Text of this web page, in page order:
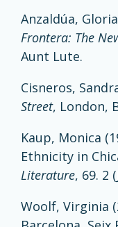
Anzaldúa,
Frontera: The
Aunt Lute.
Cisneros,
Street, London,
Kaup, Monica
Ethnicity in
Literature, 69. 2
Woolf, Virginia